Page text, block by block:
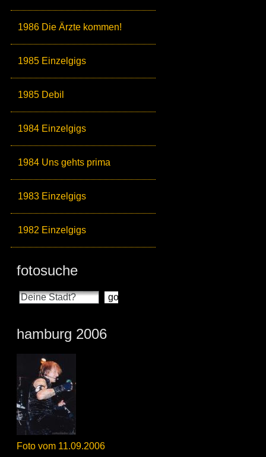
1986 Die Ärzte kommen!
1985 Einzelgigs
1985 Debil
1984 Einzelgigs
1984 Uns gehts prima
1983 Einzelgigs
1982 Einzelgigs
fotosuche
hamburg 2006
Foto vom 11.09.2006